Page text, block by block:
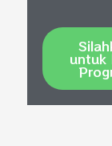
untuk